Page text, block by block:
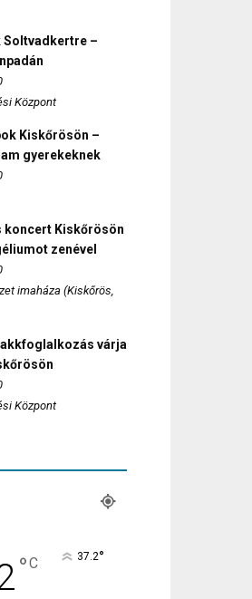
Soltvadkertre –
Központ
Kiskőrösön –
gyerekeknek
koncert Kiskőrösön
zenével
imaháza (Kiskőrös,
várja
Központ
°C 37.2°